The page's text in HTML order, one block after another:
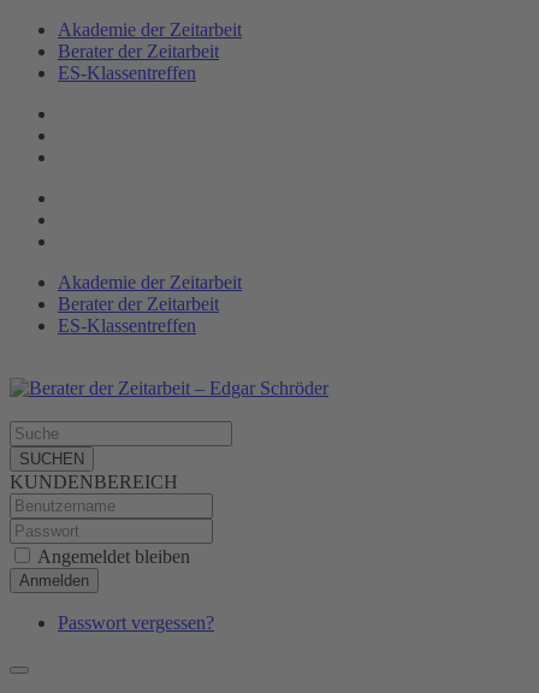
Akademie der Zeitarbeit
Berater der Zeitarbeit
ES-Klassen­treffen
Akademie der Zeitarbeit
Berater der Zeitarbeit
ES-Klassentreffen
SUCHEN
KUNDENBEREICH
Angemeldet bleiben
Anmelden
Passwort vergessen?